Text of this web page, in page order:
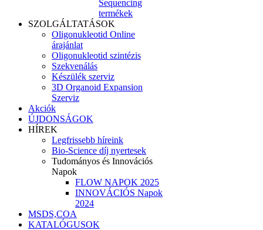
Sequencing
termékek
SZOLGÁLTATÁSOK
Oligonukleotid Online
árajánlat
Oligonukleotid szintézis
Szekvenálás
Készülék szerviz
3D Organoid Expansion
Szerviz
Akciók
ÚJDONSÁGOK
HÍREK
Legfrissebb híreink
Bio-Science díj nyertesek
Tudományos és Innovációs
Napok
FLOW NAPOK 2025
INNOVÁCIÓS Napok
2024
MSDS,COA
KATALÓGUSOK